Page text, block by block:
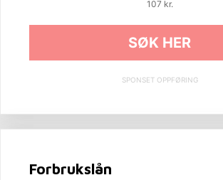
107 kr.
SØK HER
SPONSET OPPFØRING
Forbrukslån